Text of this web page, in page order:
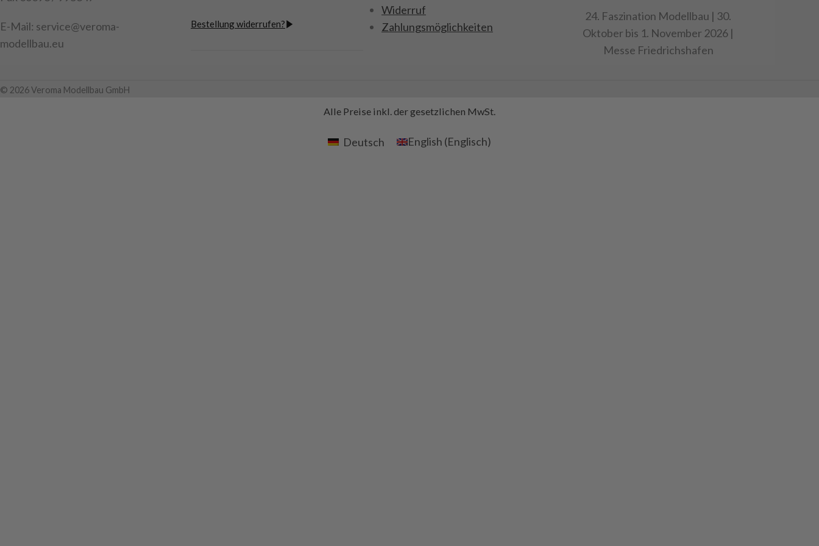
E-Mail: service@veroma-
modellbau.eu
Bestellung widerrufen?
Widerruf
Zahlungsmöglichkeiten
24. Faszination Modellbau | 30.
Oktober bis 1. November 2026 |
Messe Friedrichshafen
© 2026 Veroma Modellbau GmbH
Alle Preise inkl. der gesetzlichen MwSt.
Deutsch English (Englisch)